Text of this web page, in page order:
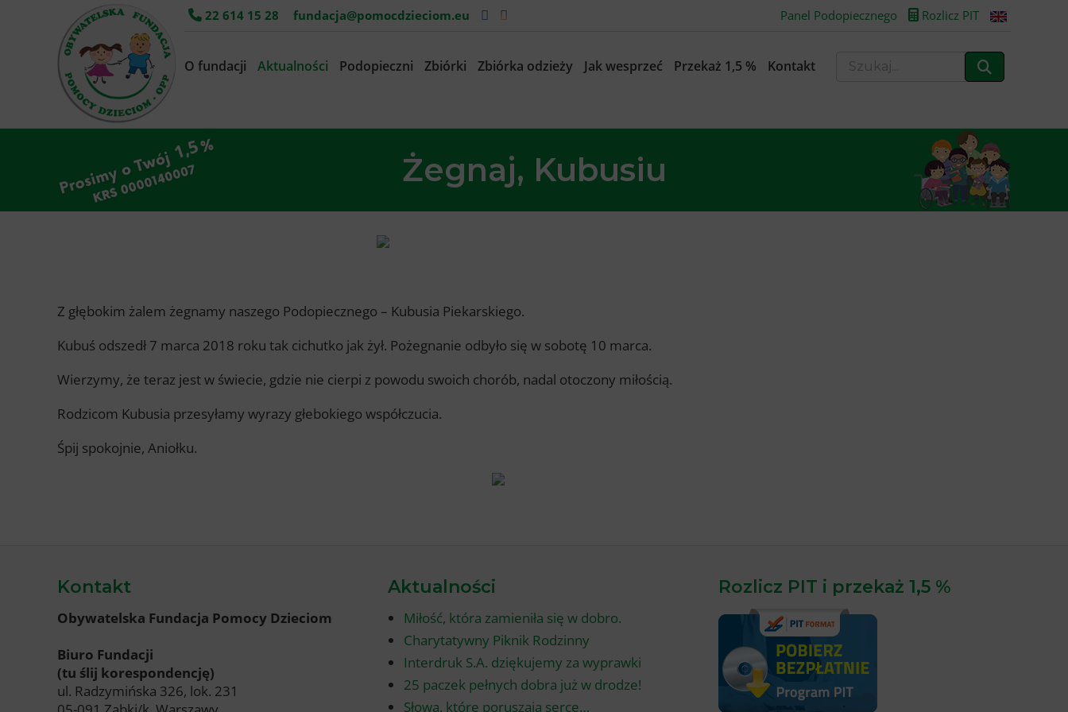
22 614 15 28 fundacja@pomocdzieciom.eu Panel Podopiecznego Rozlicz PIT
O fundacji Aktualności Podopieczni Zbiórki Zbiórka odzieży Jak wesprzeć Przekaż 1,5 % Kontakt
Żegnaj, Kubusiu
Z głębokim żalem żegnamy naszego Podopiecznego – Kubusia Piekarskiego.
Kubuś odszedł 7 marca 2018 roku tak cichutko jak żył. Pożegnanie odbyło się w sobotę 10 marca.
Wierzymy, że teraz jest w świecie, gdzie nie cierpi z powodu swoich chorób, nadal otoczony miłością.
Rodzicom Kubusia przesyłamy wyrazy głebokiego współczucia.
Śpij spokojnie, Aniołku.
Kontakt
Obywatelska Fundacja Pomocy Dzieciom
Biuro Fundacji
(tu ślij korespondencję)
ul. Radzymińska 326, lok. 231
Aktualności
Miłość, która zamieniła się w dobro.
Charytatywny Piknik Rodzinny
Interdruk S.A. dziękujemy za wyprawki
25 paczek pełnych dobra już w drodze!
Słowa, które poruszają serce…
Rozlicz PIT i przekaż 1,5 %